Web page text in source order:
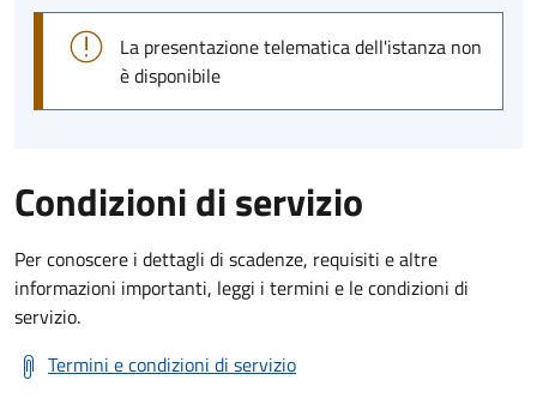
La presentazione telematica dell'istanza non
è disponibile
Condizioni di servizio
Per conoscere i dettagli di scadenze, requisiti e altre
informazioni importanti, leggi i termini e le condizioni di
servizio.
Termini e condizioni di servizio